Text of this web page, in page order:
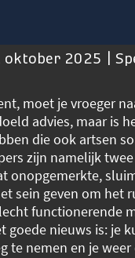
oktober 2025 |
moet je vroeger
advies, maar is
die ook artsen
zijn namelijk
onopgemerkte,
sein geven om het
functionerende
goede nieuws is: je
te nemen en je